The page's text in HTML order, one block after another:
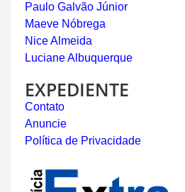
Paulo Galvão Júnior
Maeve Nóbrega
Nice Almeida
Luciane Albuquerque
EXPEDIENTE
Contato
Anuncie
Política de Privacidade